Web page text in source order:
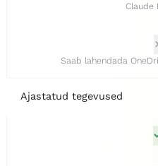
Claude
Saab lahendada
Ajastatud tegevused